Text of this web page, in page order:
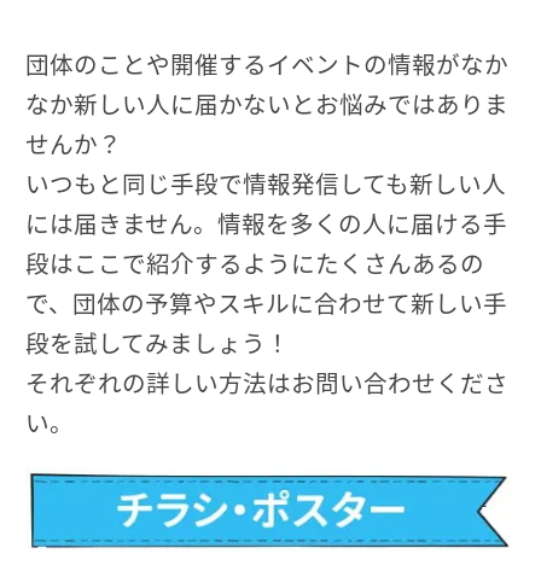
団体のことや開催するイベントの情報がなか
なか新しい人に届かないとお悩みではありま
せんか？
いつもと同じ手段で情報発信しても新しい人
には届きません。情報を多くの人に届ける手
段はここで紹介するようにたくさんあるの
で、団体の予算やスキルに合わせて新しい手
段を試してみましょう！
それぞれの詳しい方法はお問い合わせくださ
い。